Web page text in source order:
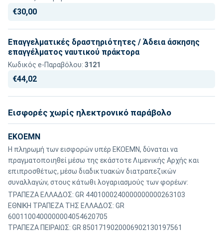
€30,00
Επαγγελματικές δραστηριότητες / Άδεια άσκησης
επαγγέλματος ναυτικού πράκτορα
Κωδικός e-Παραβόλου: 3121
€44,02
Εισφορές χωρίς ηλεκτρονικό παράβολο
ΕΚΟΕΜΝ
Η πληρωμή των εισφορών υπέρ ΕΚΟΕΜΝ, δύναται να
πραγματοποιηθεί μέσω της εκάστοτε Λιμενικής Αρχής και
επιπροσθέτως, μέσω διαδικτυακών διατραπεζικών
συναλλαγών, στους κάτωθι λογαριασμούς των φορέων:
ΤΡΑΠΕΖΑ ΕΛΛΑΔΟΣ: GR 4401000240000000000263103
ΕΘΝΙΚΗ ΤΡΑΠΕΖΑ ΤΗΣ ΕΛΛΑΔΟΣ: GR
6001100400000004054620705
ΤΡΑΠΕΖΑ ΠΕΙΡΑΙΩΣ: GR 8501719020006902130197561